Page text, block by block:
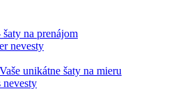
šaty na prenájom
nevesty
unikátne šaty na mieru
nevesty